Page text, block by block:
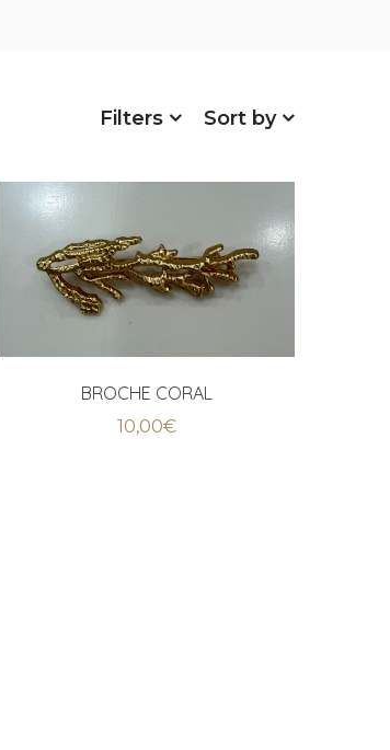
Sort by
Filters
BROCHE CORAL
10,00€